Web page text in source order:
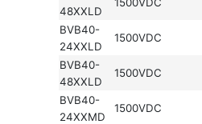
48XXLD
BVB40-
24XXLD
1500VDC
BVB40-
48XXLD
1500VDC
BVB40-
24XXMD
1500VDC